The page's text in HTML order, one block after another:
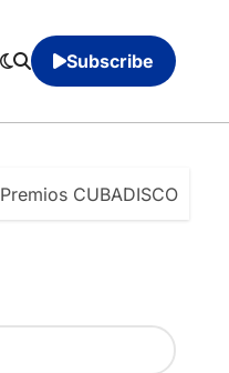
Subscribe
Premios CUBADISCO